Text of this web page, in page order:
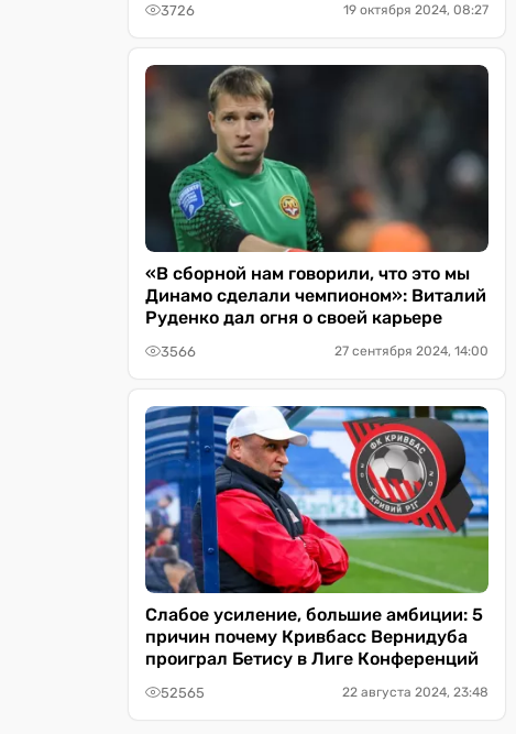
3726 19 октября 2024, 08:27
«В сборной нам говорили, что это мы
Динамо сделали чемпионом»: Виталий
Руденко дал огня о своей карьере
3566 27 сентября 2024, 14:00
Слабое усиление, большие амбиции: 5
причин почему Кривбасс Вернидуба
проиграл Бетису в Лиге Конференций
52565 22 августа 2024, 23:48